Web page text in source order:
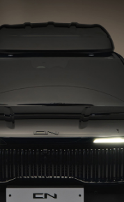
~ 18:00
휴무